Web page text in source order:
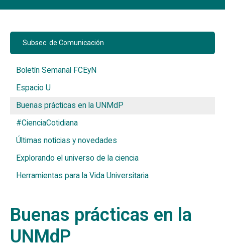
Subsec. de Comunicación
Boletín Semanal FCEyN
Espacio U
Buenas prácticas en la UNMdP
#CienciaCotidiana
Últimas noticias y novedades
Explorando el universo de la ciencia
Herramientas para la Vida Universitaria
Buenas prácticas en la
UNMdP